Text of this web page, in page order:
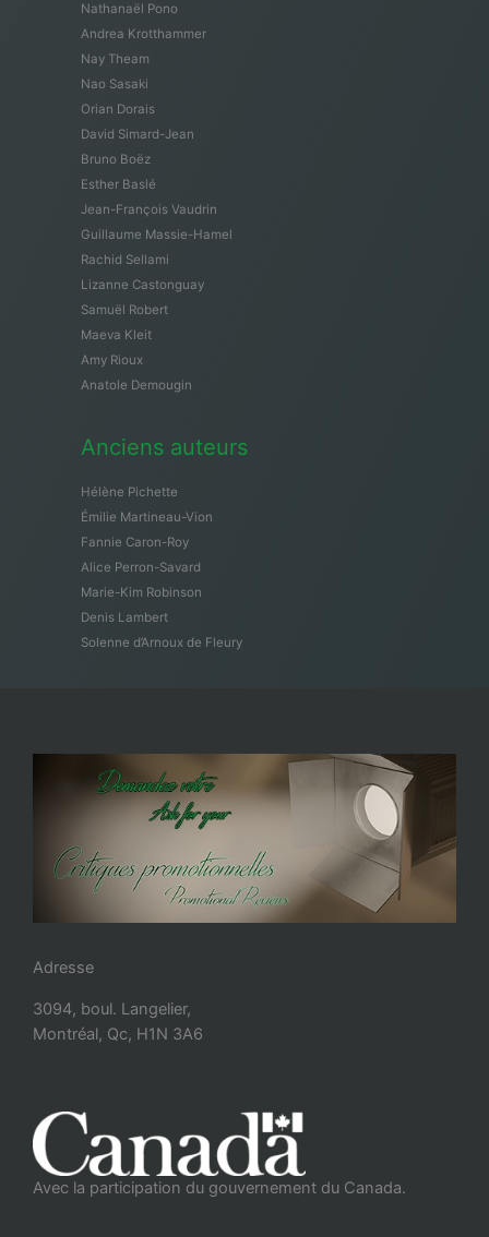
Nathanaël Pono
Andrea Krotthammer
Nay Theam
Nao Sasaki
Orian Dorais
David Simard-Jean
Bruno Boëz
Esther Baslé
Jean-François Vaudrin
Guillaume Massie-Hamel
Rachid Sellami
Lizanne Castonguay
Samuël Robert
Maeva Kleit
Amy Rioux
Anatole Demougin
Anciens auteurs
Hélène Pichette
Émilie Martineau-Vion
Fannie Caron-Roy
Alice Perron-Savard
Marie-Kim Robinson
Denis Lambert
Solenne d’Arnoux de Fleury
Adresse
3094, boul. Langelier,
Montréal, Qc, H1N 3A6
Avec la participation du gouvernement du Canada.